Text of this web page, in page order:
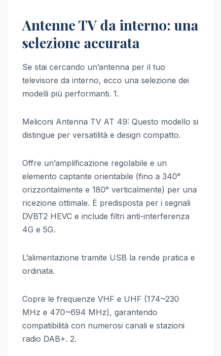
Antenne TV da interno: una
selezione accurata
Se stai cercando un’antenna per il tuo
televisore da interno, ecco una selezione dei
modelli più performanti. 1.
Meliconi Antenna TV AT 49: Questo modello si
distingue per versatilità e design compatto.
Offre un’amplificazione regolabile e un
elemento captante orientabile (fino a 340°
orizzontalmente e 180° verticalmente) per una
ricezione ottimale. È predisposta per i segnali
DVBT2 HEVC e include filtri anti-interferenza
4G e 5G.
L’alimentazione tramite USB la rende pratica e
ordinata.
Copre le frequenze VHF e UHF (174~230
MHz e 470~694 MHz), garantendo
compatibilità con numerosi canali e stazioni
radio DAB+. 2.